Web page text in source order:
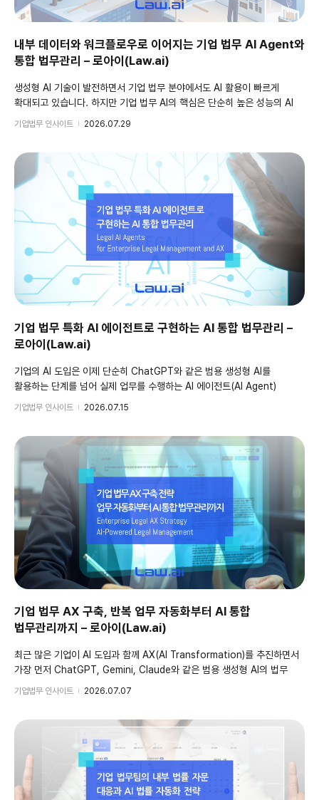
내부 데이터와 워크플로우로 이어지는 기업 법무 AI Agent와
통합 법무관리 – 로아이(Law.ai)
생성형 AI 기술이 발전하면서 기업 법무 분야에서도 AI 활용이 빠르게
확대되고 있습니다. 하지만 기업 법무 AI의 핵심은 단순히 높은 성능의 AI
모델을 도입하는 것이 아니라, 기업 내부 데이터와 업무 프로세스를
기업법무 인사이트 2026.07.29
기업 법무 특화 AI 에이전트로 구현하는 AI 통합 법무관리 –
로아이(Law.ai)
기업의 AI 도입은 이제 단순히 ChatGPT와 같은 범용 생성형 AI를
활용하는 단계를 넘어 실제 업무를 수행하는 AI 에이전트(AI Agent)
중심으로 빠르게 전환되고 있습니다. 특히 계약, 컴플라이언스, 소송,
기업법무 인사이트 2026.07.15
기업 법무 AX 구축, 반복 업무 자동화부터 AI 통합
법무관리까지 – 로아이(Law.ai)
최근 많은 기업이 AI 도입과 함께 AX(AI Transformation)를 추진하면서
가장 먼저 ChatGPT, Gemini, Claude와 같은 범용 생성형 AI의 법무
활용을 검토하는 기업이 늘어나고 있습니다. 하지만 기업 법무 업무는
기업법무 인사이트 2026.07.07